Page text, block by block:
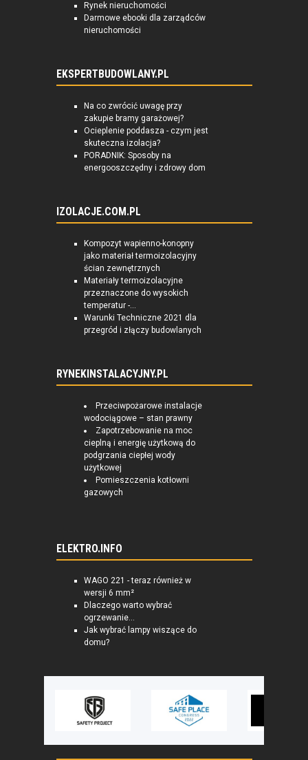
Rynek nieruchomości
Darmowe ebooki dla zarządców
nieruchomości
EKSPERTBUDOWLANY.PL
Na co zwrócić uwagę przy
zakupie bramy garażowej?
Ocieplenie poddasza - czym jest
skuteczna izolacja?
PORADNIK: Sposoby na
energooszczędny i zdrowy dom
IZOLACJE.COM.PL
Kompozyt wapienno-konopny
jako materiał termoizolacyjny
ścian zewnętrznych
Materiały termoizolacyjne
przeznaczone do wysokich
temperatur -...
Warunki Techniczne 2021 dla
przegród i złączy budowlanych
RYNEKINSTALACYJNY.PL
Przeciwpożarowe instalacje
wodociągowe – stan prawny
Zapotrzebowanie na moc
cieplną i energię użytkową do
podgrzania ciepłej wody
użytkowej
Pomieszczenia kotłowni
gazowych
ELEKTRO.INFO
WAGO 221 - teraz również w
wersji 6 mm²
Dlaczego warto wybrać
ogrzewanie...
Jak wybrać lampy wiszące do
domu?